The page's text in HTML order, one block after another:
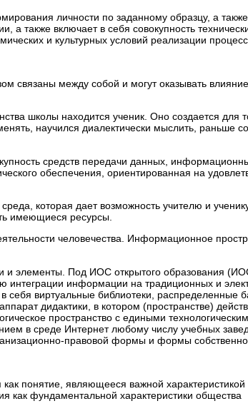
личности по заданному образцу, а
а также включает в себя совокупность
и культурных условий реализации
связаны между собой и могут оказывать
школы находится ученик. Оно создается для
научился диалектически мыслить, раньше
средств передачи данных,
обеспечения, ориентированная на
которая дает возможность учителю и
имеющиеся ресурсы.
человечества. Информационное
и элементы. Под ИОС открытого образования
информации на традиционных и
виртуальные библиотеки, распределенные
дидактики, в котором (пространстве)
пространство с едиными
в среде Интернет любому числу учебных
правовой формы и формы
понятие, являющееся важной характеристикой
как фундаментальной характеристики общества